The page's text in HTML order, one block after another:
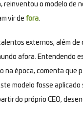
reinventou o modelo de
vir de fora.
externos, além
afora. Entendendo
na época, comenta que
modelo fosse
do próprio CEO,